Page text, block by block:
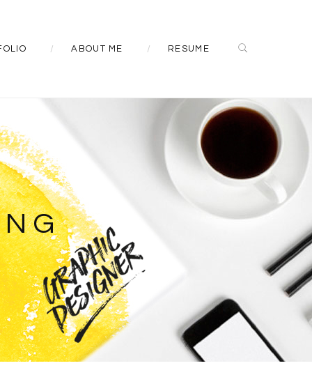
ABOUT ME RESUME